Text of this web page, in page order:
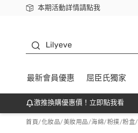
本期活動詳情請點我
下載app最高回饋$350
Lilyeve
最新會員優惠 屈臣氏獨家
激推換購優惠價！立即點我看
首頁/化妝品/美妝用品/海綿/粉撲/粉盒/